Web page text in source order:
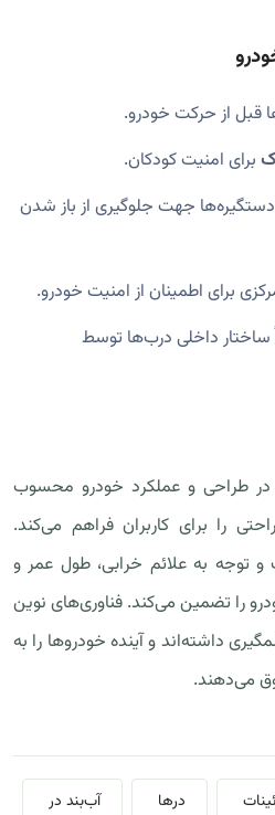
قبل از حرکت خودرو.
برای امنیت کودکان.
جهت جلوگیری از باز شدن
برای اطمینان از امنیت خودرو.
ساختار داخلی درب‌ها توسط
طراحی و عملکرد خودرو محسوب
را برای کاربران فراهم می‌کند.
توجه به علائم خرابی، طول عمر و
را تضمین می‌کند. فناوری‌های نوین
داشته‌اند و آینده خودروها را به
می‌دهند.
درها آب‌بند در